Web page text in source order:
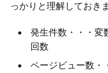
っかりと理解しておき
発生件数・・・変
回数
ページビュー数・